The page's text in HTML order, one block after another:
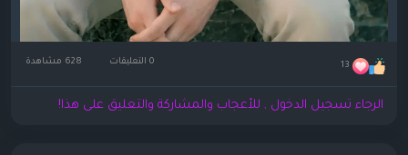
13 0 التعليقات
الرجاء تسجيل الدخول , للأعجاب والمشاركة والتعليق على هذا!